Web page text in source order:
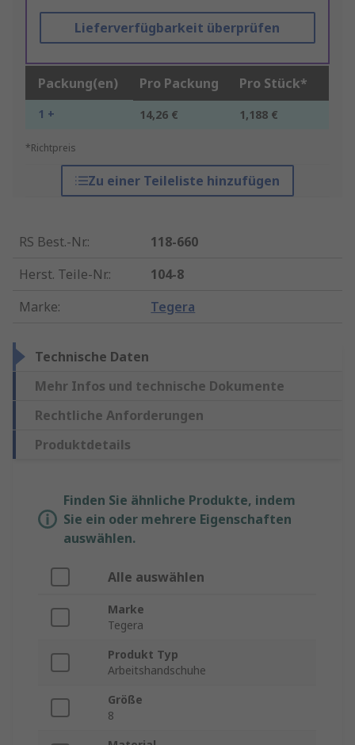
Lieferverfügbarkeit überprüfen
Packung(en) Pro Packung Pro Stück*
1 + 14,26 € 1,188 €
*Richtpreis
Zu einer Teileliste hinzufügen
RS Best.-Nr.:
118-660
Herst. Teile-Nr.:
104-8
Marke: Tegera
Technische Daten
Mehr Infos und technische Dokumente
Rechtliche Anforderungen
Produktdetails
Finden Sie ähnliche Produkte, indem
Sie ein oder mehrere Eigenschaften
auswählen.
Alle auswählen
Marke
Tegera
Produkt Typ
Arbeitshandschuhe
Größe
8